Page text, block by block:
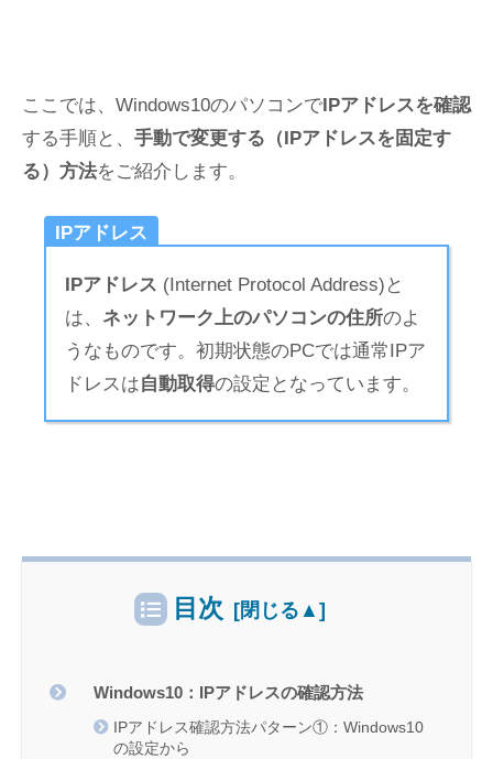
ここでは、Windows10のパソコンでIPアドレスを確認
する手順と、 手動で変更する（IPアドレスを固定す
る）方法をご紹介します。
IPアドレス
IPアドレス (Internet Protocol Address)と
は、 ネットワーク上のパソコンの住所のよ
うなものです。初期状態のPCでは通常IPア
ドレスは自動取得の設定となっています。
目次
Windows10：IPアドレスの確認方法
IPアドレス確認方法パターン①：Windows10
の設定から